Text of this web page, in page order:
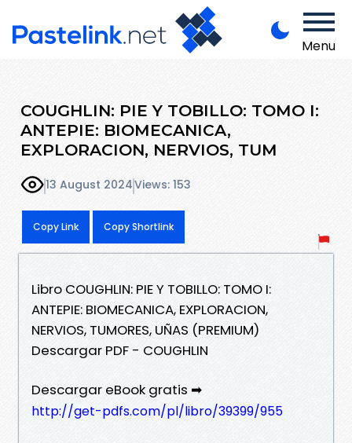
Menu
COUGHLIN: PIE Y TOBILLO: TOMO I:
ANTEPIE: BIOMECANICA,
EXPLORACION, NERVIOS, TUM
13 August 2024Views: 153
Copy Link Copy Shortlink
Libro COUGHLIN: PIE Y TOBILLO: TOMO I:
ANTEPIE: BIOMECANICA, EXPLORACION,
NERVIOS, TUMORES, UÑAS (PREMIUM)
Descargar PDF - COUGHLIN
Descargar eBook gratis ➡
http://get-pdfs.com/pl/libro/39399/955